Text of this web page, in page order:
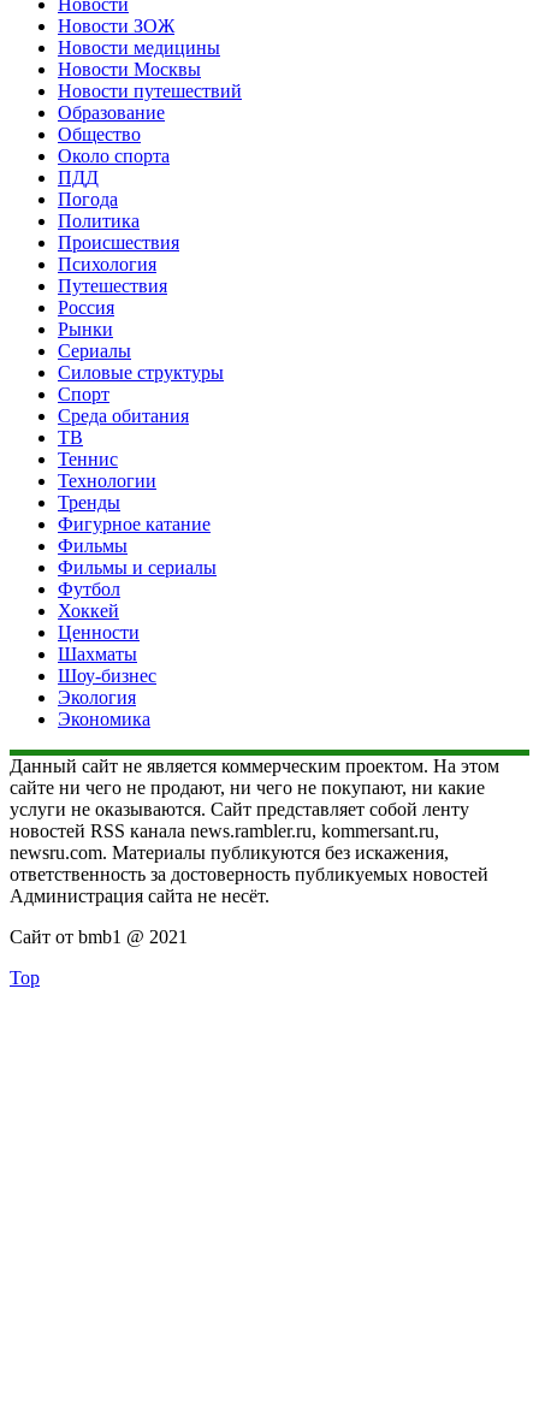
Новости
Новости ЗОЖ
Новости медицины
Новости Москвы
Новости путешествий
Образование
Общество
Около спорта
ПДД
Погода
Политика
Происшествия
Психология
Путешествия
Россия
Рынки
Сериалы
Силовые структуры
Спорт
Среда обитания
ТВ
Теннис
Технологии
Тренды
Фигурное катание
Фильмы
Фильмы и сериалы
Футбол
Хоккей
Ценности
Шахматы
Шоу-бизнес
Экология
Экономика
Данный сайт не является коммерческим проектом. На этом
сайте ни чего не продают, ни чего не покупают, ни какие
услуги не оказываются. Сайт представляет собой ленту
новостей RSS канала news.rambler.ru, kommersant.ru,
newsru.com. Материалы публикуются без искажения,
ответственность за достоверность публикуемых новостей
Администрация сайта не несёт.
Сайт от bmb1 @ 2021
Top